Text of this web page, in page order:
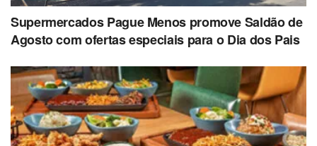
Supermercados Pague Menos promove Saldão de
Agosto com ofertas especiais para o Dia dos Pais